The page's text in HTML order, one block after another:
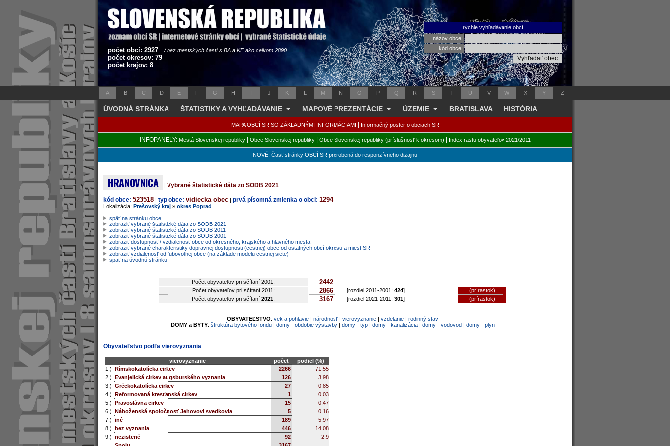
počet obcí: 2927 / bez mestských častí s BA a KE ako celkom 2890
počet okresov: 79
počet krajov: 8
rýchle vyhľadávanie obcí
názov obce:
kód obce:
A B C D E F G H I J K L M N O P Q R S T U V W X Y Z
ÚVODNÁ STRÁNKA ŠTATISTIKY A VYHĽADÁVANIE MAPOVÉ PREZENTÁCIE ÚZEMIE BRATISLAVA HISTÓRIA
MAPA OBCÍ SR SO ZÁKLADNÝMI INFORMÁCIAMI Informačný poster o obciach SR
INFOPANELY: Mestá Slovenskej republiky| Obce Slovenskej republiky| Obce Slovenskej republiky (príslušnosť k okresom) Index rastu obyvateľov 2021/2011
NOVÉ: Časť stránky OBCÍ SR prerobená do responzívneho dizajnu
HRANOVNICA |Vybrané štatistické dáta zo SODB 2021
kód obce: 523518 | typ obce: vidiecka obec | prvá písomná zmienka o obci: 1294
Lokalizácia: Prešovský kraj » okres Poprad
späť na stránku obce
zobraziť vybrané štatistické dáta zo SODB 2021
zobraziť vybrané štatistické dáta zo SODB 2011
zobraziť vybrané štatistické dáta zo SODB 2001
zobraziť dostupnosť / vzdialenosť obce od okresného, krajského a hlavného mesta
zobraziť vybrané charakteristiky dopravnej dostupnosti (cestnej) obce od ostatných obcí okresu a miest SR
zobraziť vzdialenosť od ľubovoľnej obce (na základe modelu cestnej siete)
späť na úvodnú stránku
Počet obyvateľov pri sčítaní 2001: 2442
Počet obyvateľov pri sčítaní 2011: 2866 [rozdiel 2011-2001: 424]
(prírastok)
Počet obyvateľov pri sčítaní 2021: 3167 [rozdiel 2021-2011: 301] (prírastok)
OBYVATEĽSTVO: vek a pohlavie | národnosť| vierovyznanie | vzdelanie | rodinný stav
DOMY a BYTY: štruktúra bytového fondu| domy - obdobie výstavby| domy - typ| domy - kanalizácia| domy - vodovod| domy - plyn
Obyvateľstvo podľa vierovyznania
vierovyznanie počet
podiel (%)
1.) Rímskokatolícka cirkev 2266
71.55
2.) Evanjelická cirkev augsburského vyznania 126
3.98
3.) Gréckokatolícka cirkev 27
0.85
4.) Reformovaná kresťanská cirkev 1
0.03
5.) Pravoslávna cirkev 15
0.47
6.) Náboženská spoločnosť Jehovovi svedkovia 5
0.16
7.) iné 189
5.97
8.) bez vyznania 446
14.08
9.) nezistené 92
2.9